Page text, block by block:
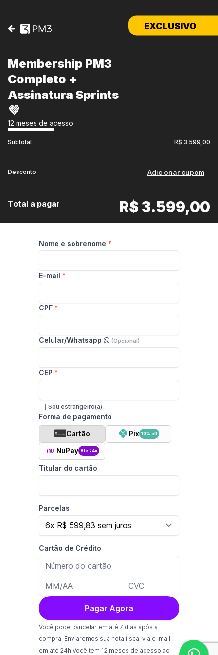
EXCLUSIVO
Membership PM3
Completo +
Assinatura Sprints
💜
12 meses de acesso
Subtotal R$ 3.599,00
Desconto
Total a pagar R$ 3.599,00
Nome e sobrenome
E-mail
CPF
Celular/Whatsapp (Opcional)
CEP
Sou estrangeiro(a)
Forma de pagamento
Cartão Pix 10% off
NuPay Até 24x
Titular do cartão
Parcelas
Cartão de Crédito
Pagar Agora
Você pode cancelar em até 7 dias após a
compra. Enviaremos sua nota fiscal via e-mail
em até 24h Você tem 12 meses de acesso ao